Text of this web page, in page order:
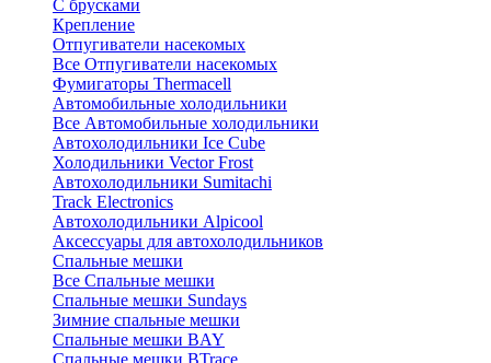
С брусками
Крепление
Отпугиватели насекомых
Все Отпугиватели насекомых
Фумигаторы Thermacell
Автомобильные холодильники
Все Автомобильные холодильники
Автохолодильники Ice Cube
Холодильники Vector Frost
Автохолодильники Sumitachi
Track Electronics
Автохолодильники Alpicool
Аксессуары для автохолодильников
Спальные мешки
Все Спальные мешки
Спальные мешки Sundays
Зимние спальные мешки
Спальные мешки BAY
Спальные мешки BTrace